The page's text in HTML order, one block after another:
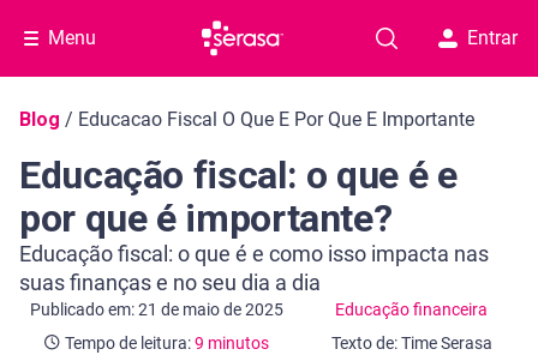
Menu Entrar
Navegação do blog
Blog / Educacao Fiscal O Que E Por Que E Importante
Educação fiscal: o que é e
por que é importante?
Educação fiscal: o que é e como isso impacta nas
suas finanças e no seu dia a dia
Publicado em: 21 de maio de 2025 Educação financeira
Categoria Educação financeira
Tempo de leitura:9 minutos
Tempo de leitura: 9 minutos
Texto de: Time Serasa